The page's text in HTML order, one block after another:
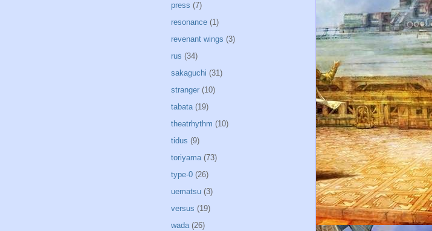
press (7)
resonance (1)
revenant wings (3)
rus (34)
sakaguchi (31)
stranger (10)
tabata (19)
theatrhythm (10)
tidus (9)
toriyama (73)
type-0 (26)
uematsu (3)
versus (19)
wada (26)